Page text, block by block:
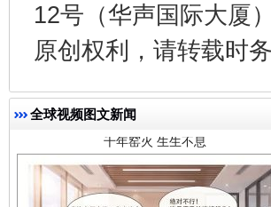
12号（华声国际大厦
原创权利，请转载时
全球视频图文新闻
千年窑火 生生不息